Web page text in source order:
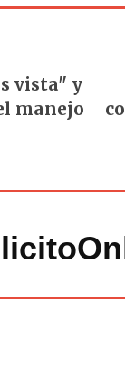
vista" y
manejo